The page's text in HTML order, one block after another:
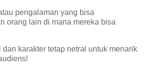
pengalaman yang bisa
orang lain di mana mereka bisa
karakter tetap netral untuk menarik